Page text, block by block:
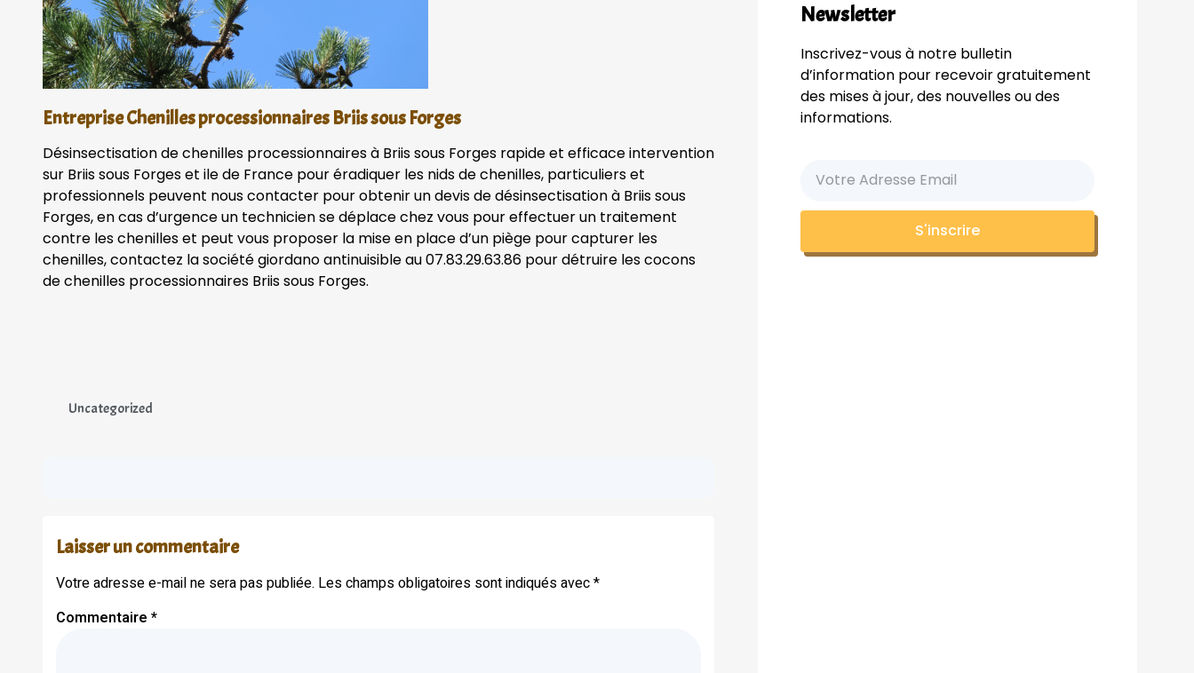
Entreprise Chenilles processionnaires Briis sous Forges
Désinsectisation de chenilles processionnaires à Briis sous Forges rapide et efficace intervention
sur Briis sous Forges et ile de France pour éradiquer les nids de chenilles, particuliers et
professionnels peuvent nous contacter pour obtenir un devis de désinsectisation à Briis sous
Forges, en cas d’urgence un technicien se déplace chez vous pour effectuer un traitement
contre les chenilles et peut vous proposer la mise en place d’un piège pour capturer les
chenilles, contactez la société giordano antinuisible au 07.83.29.63.86 pour détruire les cocons
de chenilles processionnaires Briis sous Forges.
Uncategorized
Laisser un commentaire
Votre adresse e-mail ne sera pas publiée. Les champs obligatoires sont indiqués avec*
Commentaire *
Newsletter
Inscrivez-vous à notre bulletin
d’information pour recevoir gratuitement
des mises à jour, des nouvelles ou des
informations.
S'inscrire